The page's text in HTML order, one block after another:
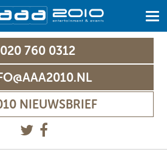
020 760 0312
NIEUWSBRIEF